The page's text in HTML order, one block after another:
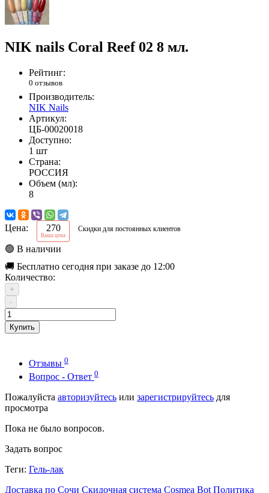
NIK nails Coral Reef 02 8 мл.
Рейтинг:
0 отзывов
Производитель:
NIK Nails
Артикул:
ЦБ-00020018
Доступно:
1 шт
Страна:
РОССИЯ
Объем (мл):
8
Цена: 270
Ваша цена
Скидки для постоянных клиентов
🟢 В наличии
🚚 Бесплатно сегодня при заказе до 12:00
Количество:
+
-
Купить
Отзывы 0
Вопрос - Ответ 0
Пожалуйста авторизуйтесь или зарегистрируйтесь для
просмотра
Пока не было вопросов.
Задать вопрос
Теги: Гель-лак
Доставка по Сочи Скидочная система Cosmea Bot Политика